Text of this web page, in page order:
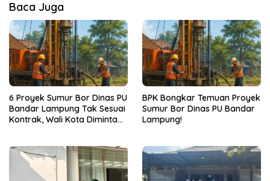
Baca Juga
6 Proyek Sumur Bor Dinas PU
Bandar Lampung Tak Sesuai
Kontrak, Wali Kota Diminta
BPK Bongkar Temuan Proyek
Sumur Bor Dinas PU Bandar
Lampung!